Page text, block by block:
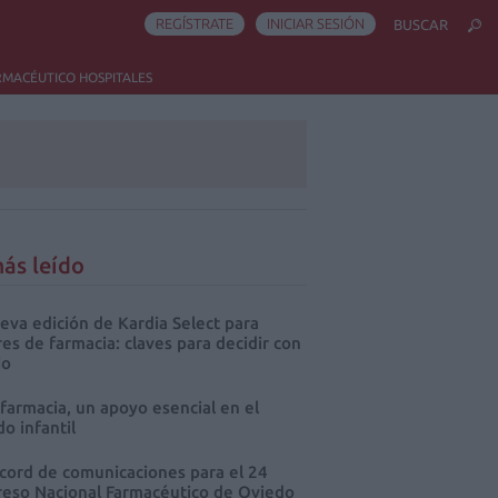
HOSPITALES
REGÍSTRATE INICIAR SESIÓN BUSCAR
leído
edición de Kardia Select para
de farmacia: claves para decidir con
un apoyo esencial en el
infantil
de comunicaciones para el 24
Nacional Farmacéutico de Oviedo